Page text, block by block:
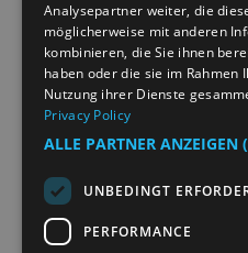
SITE MAP
EXTRANETT
KONTAKT
Analysepartner weiter, die
möglicherweise mit anderen
kombinieren, die Sie ihnen
haben oder die sie im Rahmen
Nutzung ihrer Dienste
Privacy Policy
ALLE PARTNER ANZEIGEN
UNBEDINGT
PERFORMANCE